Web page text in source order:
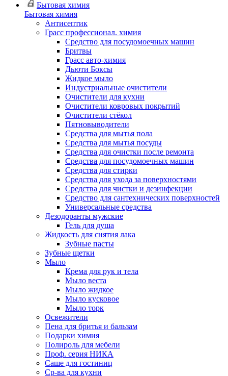
Бытовая химия
Бытовая химия
Антисептик
Грасс профессионал. химия
Cредство для посудомоечных машин
Бритвы
Грасс авто-химия
Дьюти Боксы
Жидкое мыло
Индустриальные очистители
Очистители для кухни
Очистители ковровых покрытий
Очистители стёкол
Пятновыводители
Средства для мытья пола
Средства для мытья посуды
Средства для очистки после ремонта
Средства для посудомоечных машин
Средства для стирки
Средства для ухода за поверхностями
Средства для чистки и дезинфекции
Средство для сантехнических поверхностей
Универсальные средства
Дезодоранты мужские
Гель для душа
Жидкость для снятия лака
Зубные пасты
Зубные щетки
Мыло
Крема для рук и тела
Мыло веста
Мыло жидкое
Мыло кусковое
Мыло торк
Освежители
Пена для бритья и бальзам
Подарки химия
Полироль для мебели
Проф. серия НИКА
Саше для гостиниц
Ср-ва для кухни